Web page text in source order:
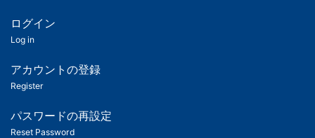
ツ
匿
名
ユ
ー
ログイン
Log in
アカウントの登録
Register
パスワードの再設定
Reset Password